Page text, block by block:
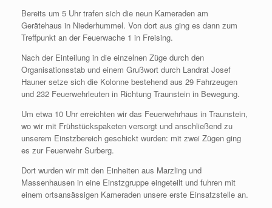
Bereits um 5 Uhr trafen sich die neun Kameraden am
Gerätehaus in Niederhummel. Von dort aus ging es dann zum
Treffpunkt an der Feuerwache 1 in Freising.
Nach der Einteilung in die einzelnen Züge durch den
Organisationsstab und einem Grußwort durch Landrat Josef
Hauner setze sich die Kolonne bestehend aus 29 Fahrzeugen
und 232 Feuerwehrleuten in Richtung Traunstein in Bewegung.
Um etwa 10 Uhr erreichten wir das Feuerwehrhaus in Traunstein,
wo wir mit Frühstückspaketen versorgt und anschließend zu
unserem Einstzbereich geschickt wurden: mit zwei Zügen ging
es zur Feuerwehr Surberg.
Dort wurden wir mit den Einheiten aus Marzling und
Massenhausen in eine Einstzgruppe eingeteilt und fuhren mit
einem ortsansässigen Kameraden unsere erste Einsatzstelle an.